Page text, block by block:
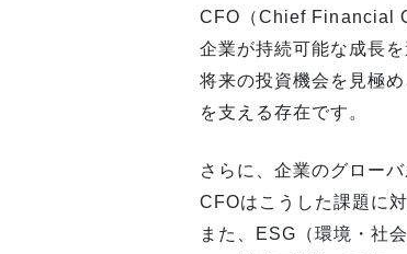
CFO（Chief Financial
企業が持続可能な成長
将来の投資機会を見極
を支える存在です。
さらに、企業のグロー
CFOはこうした課題に
また、ESG（環境・社